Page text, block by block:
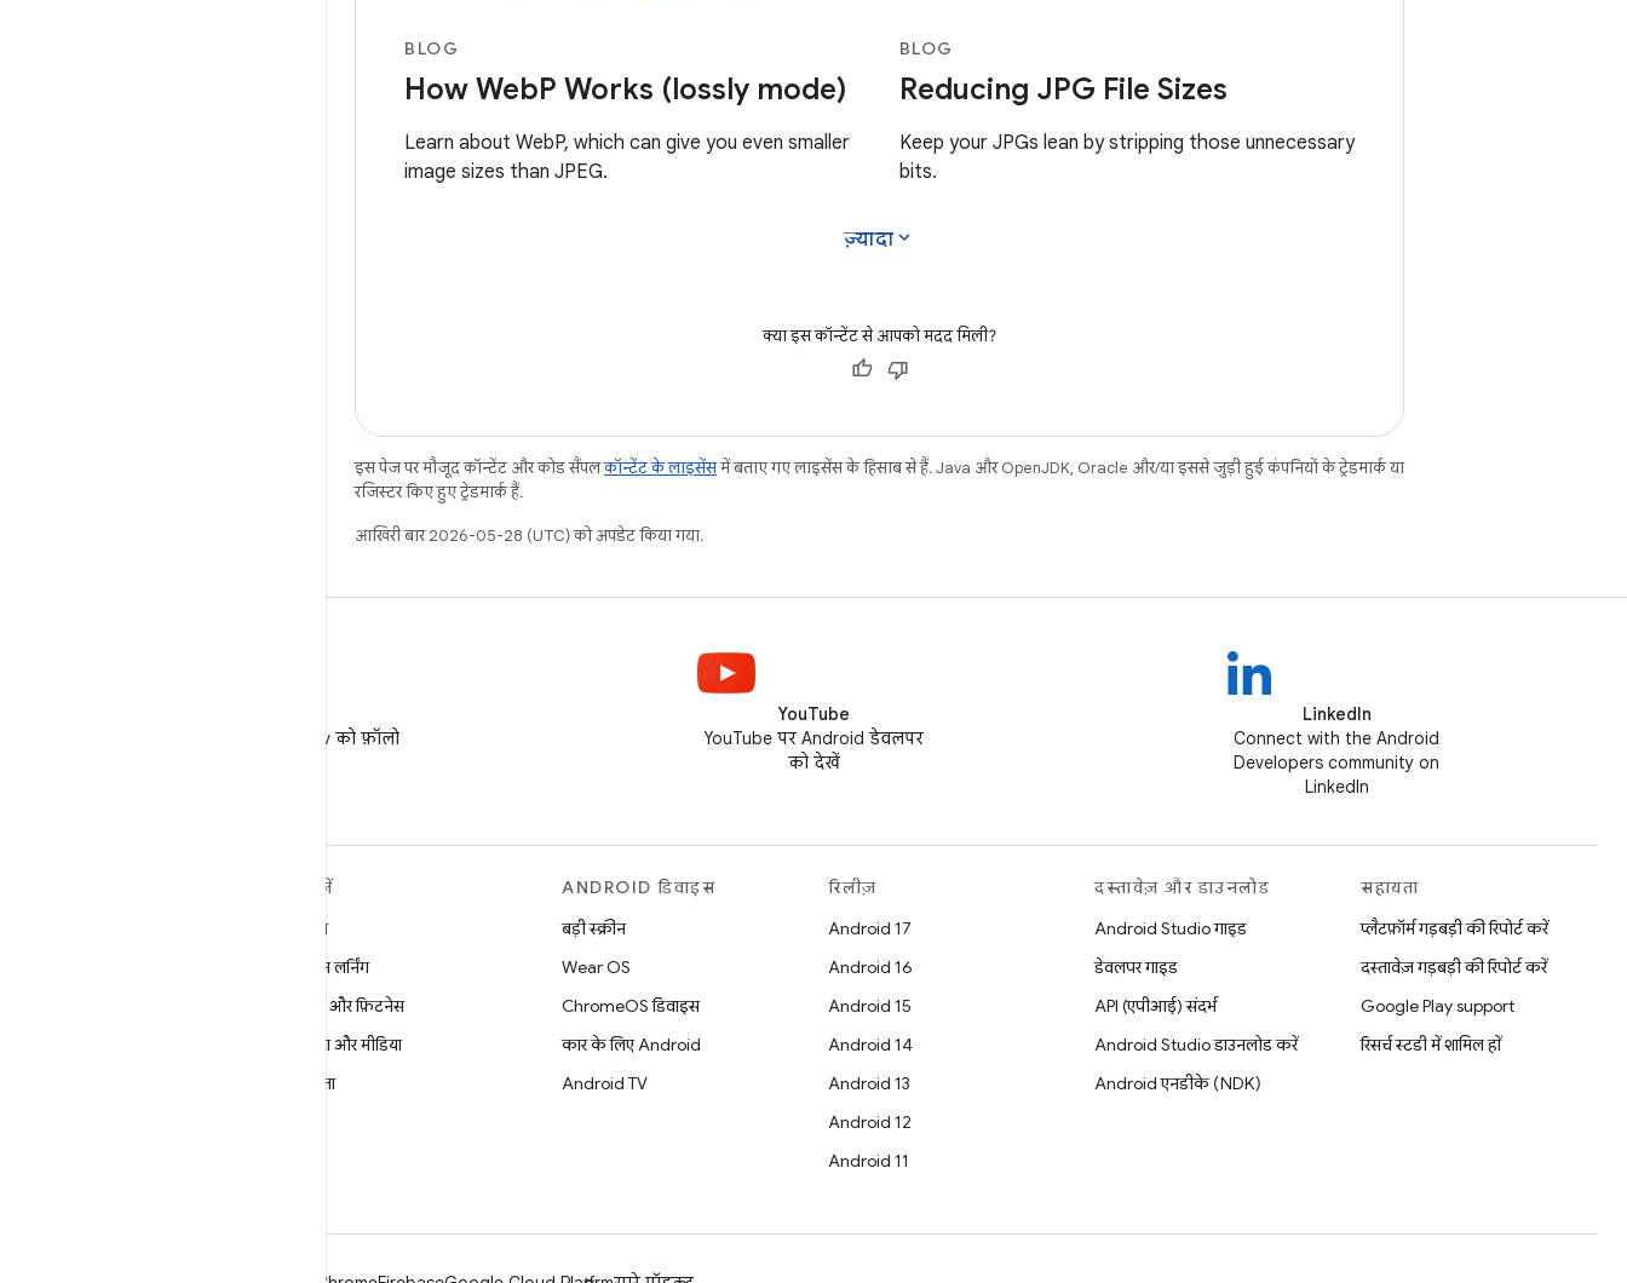
BLOG
How WebP Works (lossly mode)
Learn about WebP, which can give you even smaller
image sizes than JPEG.
BLOG
Reducing JPG File Sizes
Keep your JPGs lean by stripping those unnecessary
bits.
ज़्यादा expand_more
क्या इस कॉन्टेंट से आपको मदद मिली?
इस पेज पर मौजूद कॉन्टेंट और कोड सैंपलकॉन्टेंट के लाइसेंसमें बताए गए लाइसेंस के हिसाब से हैं. Java और OpenJDK, Oracle और/या इससे जुड़ी हुई कंपनियों के ट्रेडमार्क या
रजिस्टर किए हुए ट्रेडमार्क हैं.
आखिरी बार 2026-05-28 (UTC) को अपडेट किया गया.
X पर @AndroidDev को फ़ॉलो
YouTube
YouTube पर Android डेवलपर
को देखें
LinkedIn
Connect with the Android
Developers community on
LinkedIn
खोजें
गेमिंग
मशीन लर्निंग
सेहत और फ़िटनेस
कैमरा और मीडिया
निजता
ANDROID डिवाइस
बड़ी स्क्रीन
Wear OS
ChromeOS डिवाइस
कार के लिए Android
Android TV
रिलीज़
Android 17
Android 16
Android 15
Android 14
Android 13
Android 12
Android 11
दस्तावेज़ और डाउनलोड
Android Studio गाइड
डेवलपर गाइड
API (एपीआई) संदर्भ
Android Studio डाउनलोड करें
Android एनडीके (NDK)
सहायता
प्लैटफ़ॉर्म गड़बड़ी की रिपोर्ट करें
दस्तावेज़ गड़बड़ी की रिपोर्ट करें
Google Play support
रिसर्च स्टडी में शामिल हों